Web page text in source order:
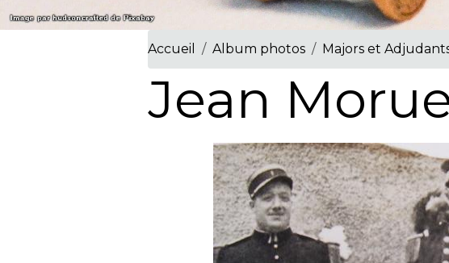
Accueil Album photos Majors et
Jean